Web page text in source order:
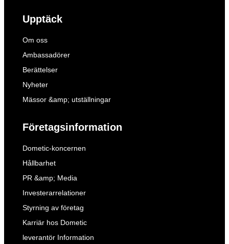
Upptäck
Om oss
Ambassadörer
Berättelser
Nyheter
Mässor &amp; utställningar
Företagsinformation
Dometic-koncernen
Hållbarhet
PR &amp; Media
Investerarrelationer
Styrning av företag
Karriär hos Dometic
leverantör Information